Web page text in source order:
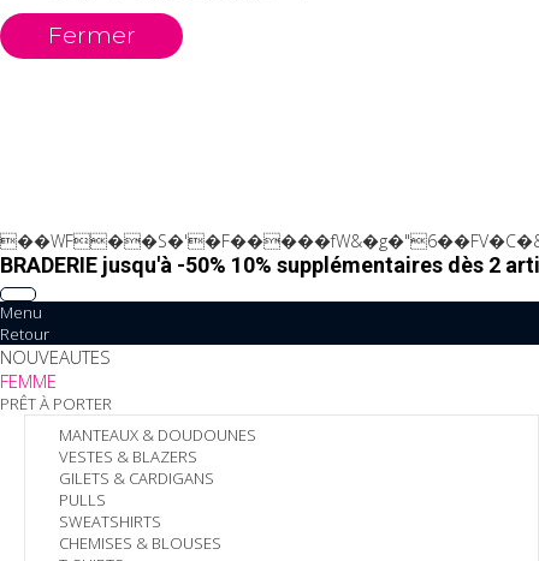
Fermer
BRADERIE jusqu'à -50% 10% supplémentaires dès 2
Menu
Retour
NOUVEAUTES
FEMME
PRÊT À PORTER
MANTEAUX & DOUDOUNES
VESTES & BLAZERS
GILETS & CARDIGANS
PULLS
SWEATSHIRTS
CHEMISES & BLOUSES